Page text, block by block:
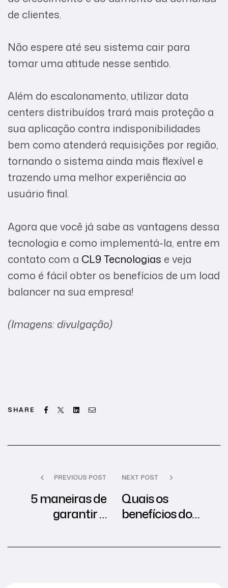
de clientes.
Não espere até seu sistema cair para
tomar uma atitude nesse sentido.
Além do escalonamento, utilizar data
centers distribuídos trará mais proteção a
sua aplicação contra indisponibilidades
bem como atenderá requisições por região,
tornando o sistema ainda mais flexível e
trazendo uma melhor experiência ao
usuário final.
Agora que você já sabe as vantagens dessa
tecnologia e como implementá-la, entre em
contato com a CL9 Tecnologias e veja
como é fácil obter os benefícios de um load
balancer na sua empresa!
(Imagens: divulgação)
SHARE Facebook
Twitter LinkedinEmail
PREVIOUS POST
5 maneiras de
garantir a
dados da sua
NEXT POST
Quais os
benefícios do
para o e-